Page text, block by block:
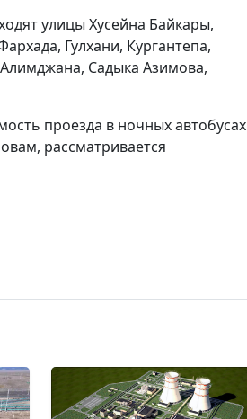
улицы Хусейна Байкары,
Гулхани, Кургантепа,
Садыка Азимова,
проезда в ночных автобусах
рассматривается